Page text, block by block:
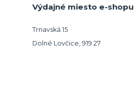
Výdajné miesto e-shopu
Trnavská 15
Dolné Lovčice, 919 27